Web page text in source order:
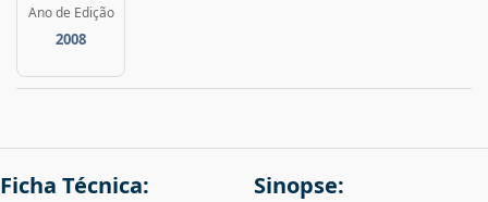
Ano de Edição
2008
Ficha Técnica: Sinopse: